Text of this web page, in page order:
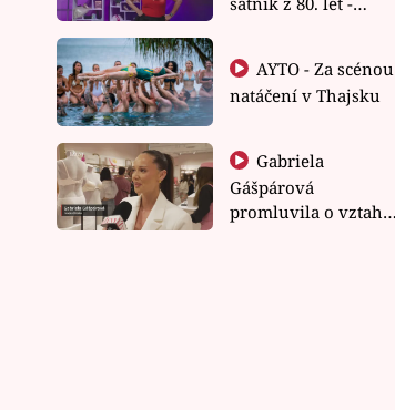
natáčení v Thajsku
Gabriela
Gášpárová
promluvila o vztahu